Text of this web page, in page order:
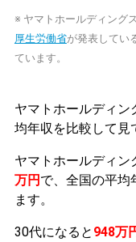
※ ヤマトホールディング
厚生労働省が発表してい
ています。
ヤマトホールディン
均年収を比較して見
ヤマトホールディン
万円 で、全国の平均
ます。
30代になると 948万